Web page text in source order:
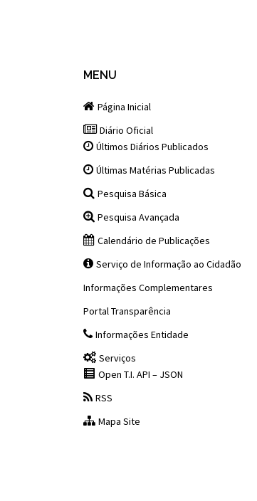
MENU
Página Inicial
Diário Oficial
Últimos Diários Publicados
Últimas Matérias Publicadas
Pesquisa Básica
Pesquisa Avançada
Calendário de Publicações
Serviço de Informação ao Cidadão
Informações Complementares
Portal Transparência
Informações Entidade
Serviços
Open T.I. API – JSON
RSS
Mapa Site